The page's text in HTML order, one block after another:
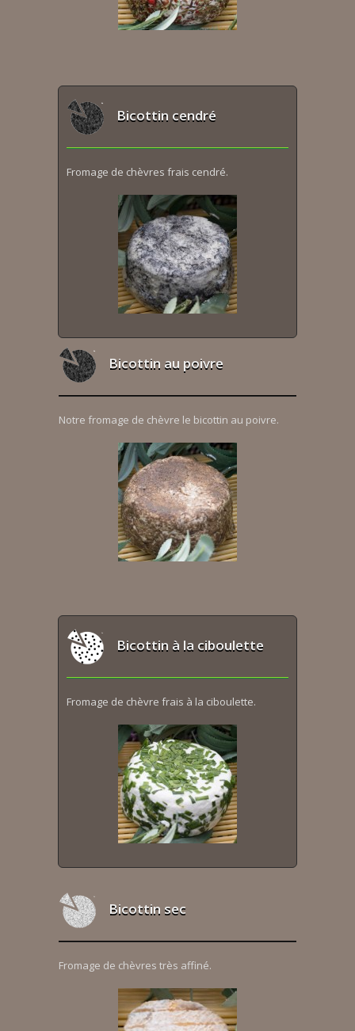
Bicottin cendré
Fromage de chèvres frais cendré.
Bicottin au poivre
Notre fromage de chèvre le bicottin au poivre.
Bicottin à la ciboulette
Fromage de chèvre frais à la ciboulette.
Bicottin sec
Fromage de chèvres très affiné.